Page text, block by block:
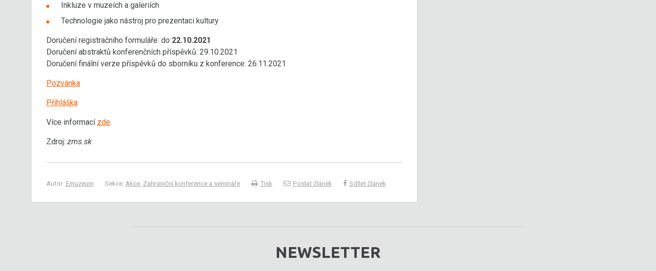
Inkluze v muzeích a galeriích
Technologie jako nástroj pro prezentaci kultury
Doručení registračního formuláře: do 22.10.2021
Doručení abstraktů konferenčních příspěvků: 29.10.2021
Doručení finální verze příspěvků do sborníku z konference: 26.11.2021
Pozvánka
Přihláška
Více informací zde.
Zdroj: zms.sk
Autor: Emuzeum Sekce: Akce, Zahraniční konference a semináře Tisk Poslat článek Sdílet článek
NEWSLETTER